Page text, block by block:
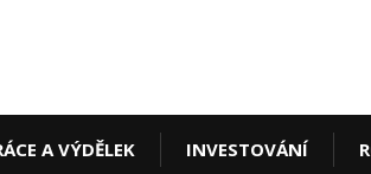
A VÝDĚLEK INVESTOVÁNÍ